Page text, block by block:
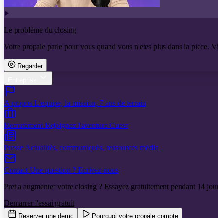
Le problème du closing
Votre propale parle pour vous quand vous n'etes plus dans la piece.
Regarder
A propos L'equipe, la mission, 7 ans de terrain
Recrutement Rejoignez l'aventure Cuevr
Presse Actualités, communiqués, ressources média
Contact Une question ? Ecrivez-nous
Pret a augmenter votre closing ? Essayez gratuitement pendant 14
Demarrer l'essai gratuit
Reserver une demo Pourquoi votre propale compte